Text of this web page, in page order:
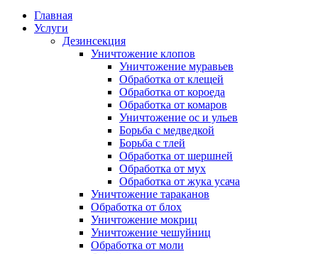
Главная
Услуги
Дезинсекция
Уничтожение клопов
Уничтожение муравьев
Обработка от клещей
Обработка от короеда
Обработка от комаров
Уничтожение ос и ульев
Борьба с медведкой
Борьба с тлей
Обработка от шершней
Обработка от мух
Обработка от жука усача
Уничтожение тараканов
Обработка от блох
Уничтожение мокриц
Уничтожение чешуйниц
Обработка от моли